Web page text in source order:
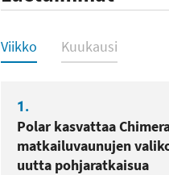
Luetuimmat
Viikko Kuukausi
1.
Polar kasvattaa
matkailuvaunujen
uutta pohjaratkaisua